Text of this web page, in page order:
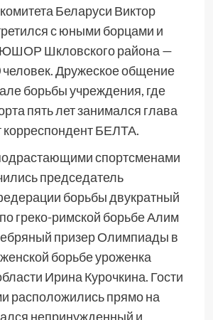
Беларуси Виктор
с юными борцами и
Шкловского района —
человек. Дружеское общение
борьбы учреждения, где
пять лет занимался глава
БЕЛТА.
спортсменами
председатель
борьбы двукратный
греко-римской борьбе Алим
призер Олимпиады в
борьбе уроженка
Ирина Курочкина. Гости
расположились прямо на
непринужденный и